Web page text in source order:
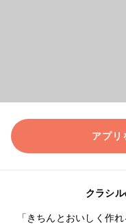
アプリ
クラシ
「きちんとおいしく作